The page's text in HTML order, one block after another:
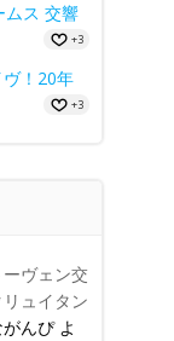
ムス 交響
+3
！20年
+3
ヴェン交
ュイタン
がんぴよ